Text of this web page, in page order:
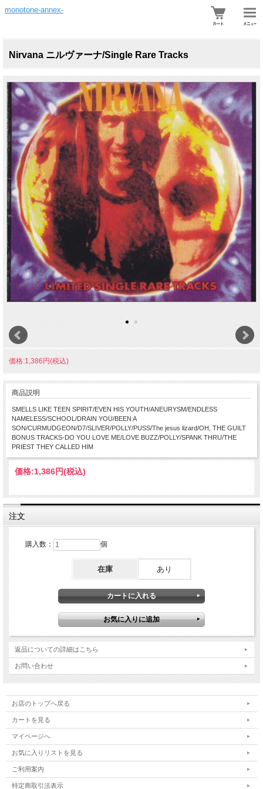
monotone-annex-
Nirvana ニルヴァーナ/Single Rare Tracks
価格:1,386円(税込)
商品説明
SMELLS LIKE TEEN SPIRIT/EVEN HIS YOUTH/ANEURYSM/ENDLESS
NAMELESS/SCHOOL/DRAIN YOU/BEEN A
SON/CURMUDGEON/D7/SLIVER/POLLY/PUSS/The jesus lizard/OH, THE GUILT
BONUS TRACKS-DO YOU LOVE ME/LOVE BUZZ/POLLY/SPANK THRU/THE
PRIEST THEY CALLED HIM
価格:1,386円(税込)
注文
購入数： 個
在庫 あり
返品についての詳細はこちら
お問い合わせ
お店のトップへ戻る
カートを見る
マイページへ
お気に入りリストを見る
ご利用案内
特定商取引法表示